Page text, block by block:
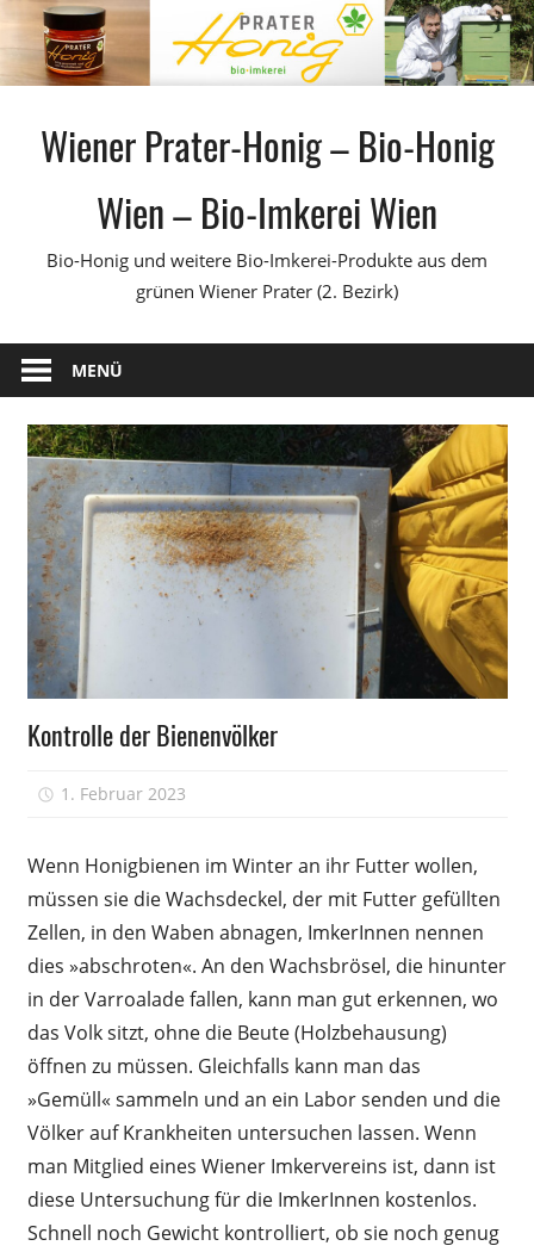
Inhalt
springen
Wiener Prater-Honig – Bio-Honig
Wien – Bio-Imkerei Wien
Bio-Honig und weitere Bio-Imkerei-Produkte aus dem
grünen Wiener Prater (2. Bezirk)
MENÜ
Völkerführung
Kontrolle der Bienenvölker
1. Februar 2023
Wenn Honigbienen im Winter an ihr Futter wollen,
müssen sie die Wachsdeckel, der mit Futter gefüllten
Zellen, in den Waben abnagen, ImkerInnen nennen
dies »abschroten«. An den Wachsbrösel, die hinunter
in der Varroalade fallen, kann man gut erkennen, wo
das Volk sitzt, ohne die Beute (Holzbehausung)
öffnen zu müssen. Gleichfalls kann man das
»Gemüll« sammeln und an ein Labor senden und die
Völker auf Krankheiten untersuchen lassen. Wenn
man Mitglied eines Wiener Imkervereins ist, dann ist
diese Untersuchung für die ImkerInnen kostenlos.
Schnell noch Gewicht kontrolliert, ob sie noch genug